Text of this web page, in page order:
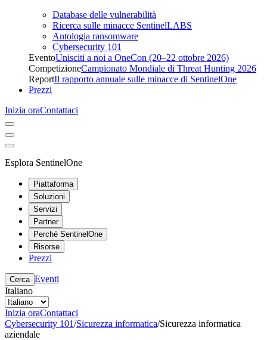
Database delle vulnerabilità
Ricerca sulle minacce SentinelLABS
Antologia ransomware
Cybersecurity 101
EventoUnisciti a noi a OneCon (20–22 ottobre 2026)
CompetizioneCampionato Mondiale di Threat Hunting 2026
ReportIl rapporto annuale sulle minacce di SentinelOne
Prezzi
Inizia oraContattaci
Esplora SentinelOne
Piattaforma
Soluzioni
Servizi
Partner
Perché SentinelOne
Risorse
Prezzi
Cerca Eventi
Italiano
Inizia oraContattaci
Cybersecurity 101/Sicurezza informatica/Sicurezza informatica
aziendale